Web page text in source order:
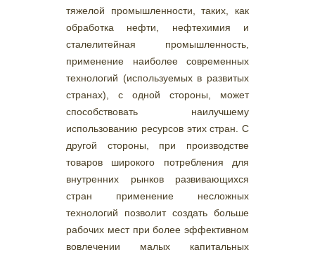
тяжелой промышленности, таких, как
обработка нефти, нефтехимия и
сталелитейная промышленность,
применение наиболее современных
технологий (используемых в развитых
странах), с одной стороны, может
способствовать наилучшему
использованию ресурсов этих стран. С
другой стороны, при производстве
товаров широкого потребления для
внутренних рынков развивающихся
стран применение несложных
технологий позволит создать больше
рабочих мест при более эффективном
вовлечении малых капитальных